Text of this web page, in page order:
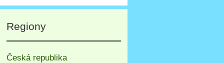
Regiony
Česká republika